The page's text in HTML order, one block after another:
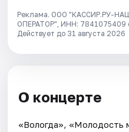
Реклама. ООО "КАССИР.РУ-
ОПЕРАТОР", ИНН: 7841075409
Действует до 31 августа 2026
О концерте
«Вологда», «Молодость